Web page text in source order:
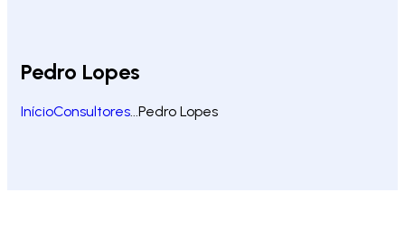
Pedro Lopes
InícioConsultores...Pedro Lopes